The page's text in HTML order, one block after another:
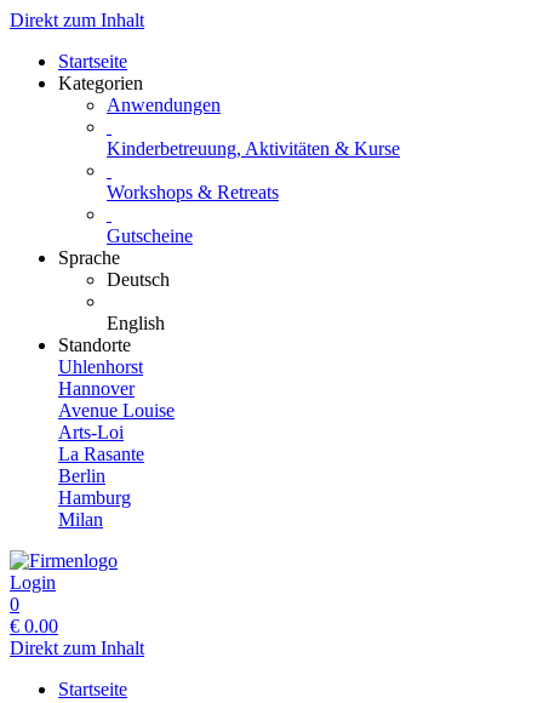
Direkt zum Inhalt
Startseite
Kategorien
Anwendungen
Kinderbetreuung, Aktivitäten & Kurse
Workshops & Retreats
Gutscheine
Sprache
Deutsch
English
Standorte
Uhlenhorst
Hannover
Avenue Louise
Arts-Loi
La Rasante
Berlin
Hamburg
Milan
Login
0
€ 0.00
Direkt zum Inhalt
Startseite